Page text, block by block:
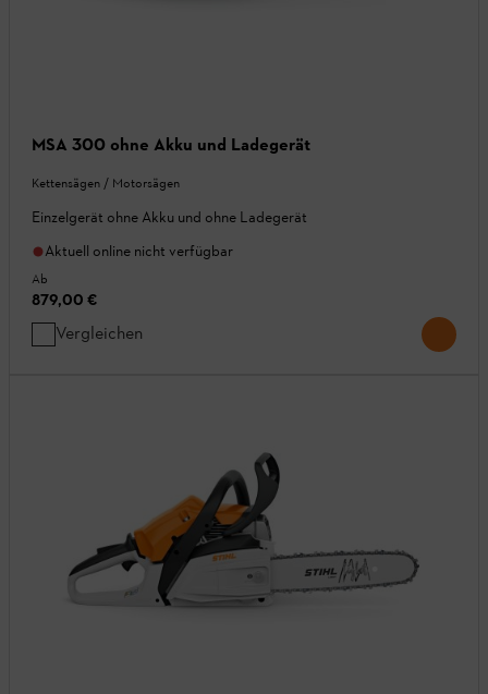
MSA 300 ohne Akku und Ladegerät
Kettensägen / Motorsägen
Einzelgerät ohne Akku und ohne Ladegerät
Aktuell online nicht verfügbar
Ab
879,00 €
Vergleichen